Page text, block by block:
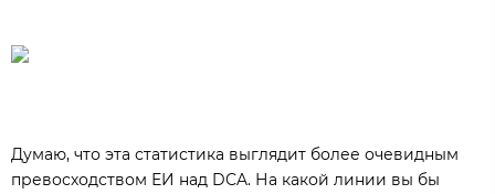
Думаю, что эта статистика выглядит более очевидным
превосходством ЕИ над DCA. На какой линии вы бы